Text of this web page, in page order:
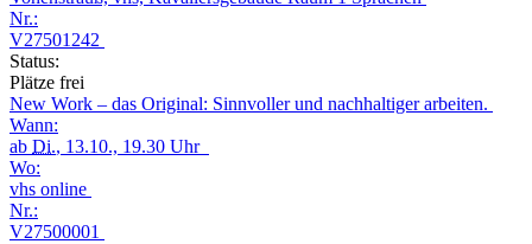
Nr.:
V27501242
Status:
Plätze frei
New Work – das Original: Sinnvoller und nachhaltiger arbeiten.
Wann:
ab Di., 13.10., 19.30 Uhr
Wo:
vhs online
Nr.:
V27500001